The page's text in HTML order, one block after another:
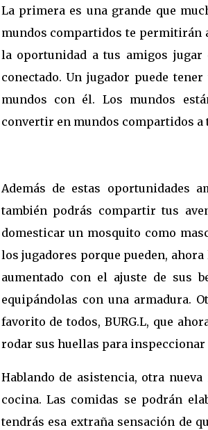
La primera es una grande que
mundos compartidos te permitirán
la oportunidad a tus amigos
conectado. Un jugador puede
mundos con él. Los mundos
convertir en mundos compartidos a
Además de estas oportunidades
también podrás compartir tus
domesticar un mosquito como
los jugadores porque pueden,
aumentado con el ajuste de sus
equipándolas con una armadura.
favorito de todos, BURG.L, que
rodar sus huellas para inspeccionar
Hablando de asistencia, otra
cocina. Las comidas se podrán
tendrás esa extraña sensación de